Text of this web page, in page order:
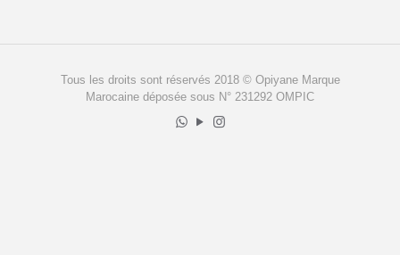
Tous les droits sont réservés 2018 © Opiyane Marque
Marocaine déposée sous N° 231292 OMPIC